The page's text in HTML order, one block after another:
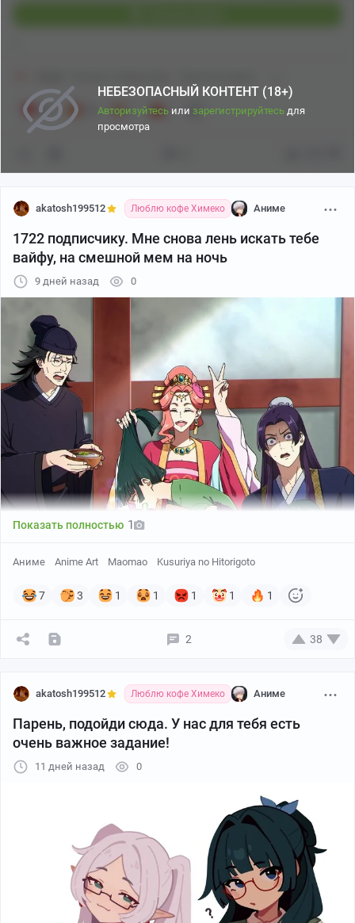
НЕБЕЗОПАСНЫЙ КОНТЕНТ (18+)
Авторизуйтесь или зарегистрируйтесь для
просмотра
28 1 1
akatosh199512 Люблю кофе Химеко Аниме
1722 подписчику. Мне снова лень искать тебе
вайфу, на смешной мем на ночь
9 дней назад 0
Автор: INKSPIRATE
Показать полностью 1
Аниме Anime Art Maomao Kusuriya no Hitorigoto
7 3 1 1 1 1 1
2 38
akatosh199512 Люблю кофе Химеко Аниме
Парень, подойди сюда. У нас для тебя есть
очень важное задание!
11 дней назад 0